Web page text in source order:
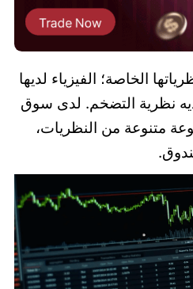
الخاصة؛ الفيزياء لديها
نظرية التضخم. لدى سوق
متنوعة من النظريات،